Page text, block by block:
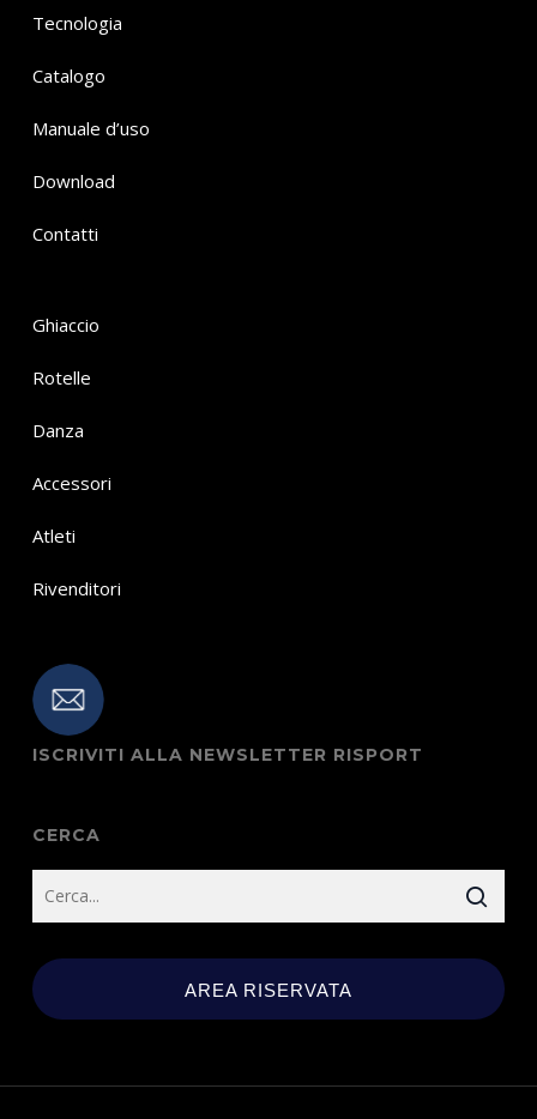
Tecnologia
Catalogo
Manuale d’uso
Download
Contatti
Ghiaccio
Rotelle
Danza
Accessori
Atleti
Rivenditori
ISCRIVITI ALLA NEWSLETTER RISPORT
CERCA
AREA RISERVATA